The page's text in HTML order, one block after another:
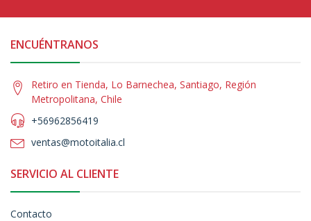
ENCUÉNTRANOS
Retiro en Tienda, Lo Barnechea, Santiago, Región
Metropolitana, Chile
+56962856419
ventas@motoitalia.cl
SERVICIO AL CLIENTE
Contacto